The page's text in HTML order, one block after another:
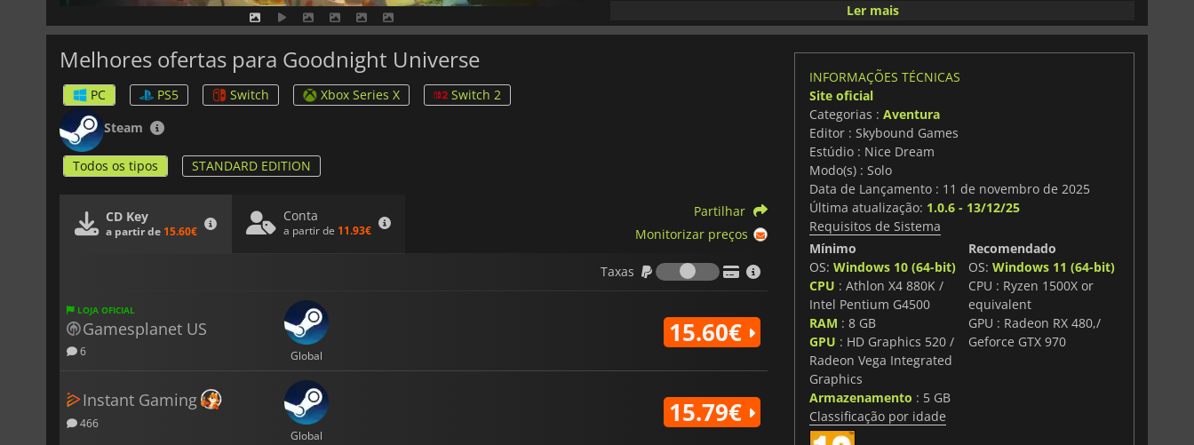
Com um rico elenco de personagens, uma narrativa carregada de emoção e momentos
igualmente comoventes e surreais,Goodnight Universeé uma aventura para um
jogador que mistura imaginação, coração e mistério. Dos criadores de
esta é uma viagem à magia e às maravilhas da própria vida.
Ler mais
Melhores ofertas para Goodnight Universe
PC PS5 Switch Xbox Series X
Switch 2
Steam
Todos os tipos STANDARD EDITION
CD Key
a partir de 15.60€
Conta
a partir de 11.93€
Partilhar
Monitorizar preços
Taxas
Taxas
LOJA OFICIAL
Gamesplanet US
6 Global
15.60€
Instant Gaming
466
Global
15.79€
INFORMAÇÕES TÉCNICAS
Site oficial
Categorias : Aventura
Editor : Skybound Games
Estúdio : Nice Dream
Modo(s) : Solo
Data de Lançamento : 11 de novembro de 2025
Última atualização: 1.0.6 - 13/12/25
Requisitos de Sistema
Mínimo
OS: Windows 10 (64-bit)
CPU : Athlon X4 880K /
Intel Pentium G4500
RAM : 8 GB
GPU : HD Graphics 520 /
Radeon Vega Integrated
Graphics
Armazenamento : 5 GB
Recomendado
OS:Windows 11 (64-bit)
CPU : Ryzen 1500X or
equivalent
GPU : Radeon RX 480,/
Geforce GTX 970
Classificação por idade